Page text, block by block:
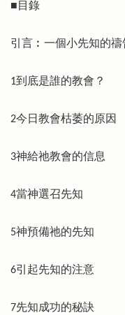
■目錄
引言︰一個小先知的禱
1到底是誰的教會？
2今日教會枯萎的原因
3神給祂教會的信息
4當神選召先知
5神預備祂的先知
6引起先知的注意
7先知成功的秘訣